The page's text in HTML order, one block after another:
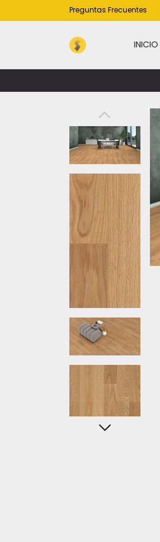
Preguntas Frecuentes
INICIO